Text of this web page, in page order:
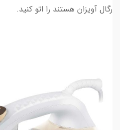
رگال آویزان هستند را اتو کنید.